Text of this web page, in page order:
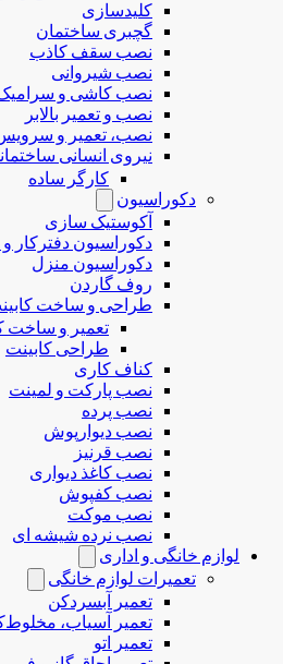
کلیدسازی
گچبری ساختمان
نصب سقف کاذب
نصب شیروانی
نصب کاشی و
نصب و تعمیر بالابر
نصب، تعمیر و
نیروی انسانی
کارگر ساده
دکوراسیون
آکوستیک سازی
دکوراسیون دفترکار و
دکوراسیون منزل
روف گاردن
طراحی و ساخت
تعمیر و ساخت
طراحی کابینت
کناف کاری
نصب پارکت و لمینت
نصب پرده
نصب دیوارپوش
نصب قرنیز
نصب کاغذ دیواری
نصب کفپوش
نصب موکت
نصب نرده شیشه ای
لوازم خانگی و اداری
تعمیرات لوازم خانگی
تعمیر آبسردکن
تعمیر آسیاب،
تعمیر اتو